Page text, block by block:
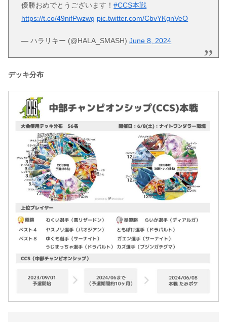
優勝おめでとうございます！#CCS本戦
https://t.co/49nifPwzwg pic.twitter.com/CbvYKgnVeO
— ハラリキー (@HALA_SMASH)June 8, 2024
デッキ分布